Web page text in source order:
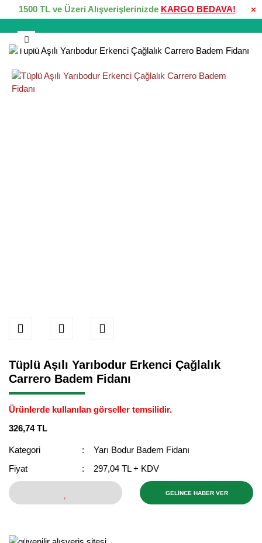
×
1500 TL ve Üzeri Alışverişlerinizde KARGO BEDAVA!
Tüplü Aşılı Yarıbodur Erkenci Çağlalık
Carrero Badem Fidanı
Ürünlerde kullanılan görseller temsilidir.
326,74 TL
Kategori
Yarı Bodur Badem Fidanı
Fiyat
297,04 TL + KDV
GELİNCE HABER VER